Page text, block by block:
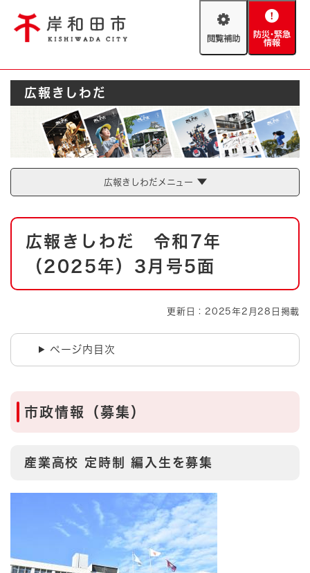
閲
助
防
緊
情
報
Foreign language
やさしい日本語
とじる
防災・緊急情報
ハザードマップ AED設置箇所
とじる
広報きしわだ
広報きしわだメニュー
本
広報きしわだ 令和7年
（2025年）3月号5面
更新日：2025年2月28日掲載
ページ内目次
市政情報（募集）​
産業高校 定時制 編入生を募集